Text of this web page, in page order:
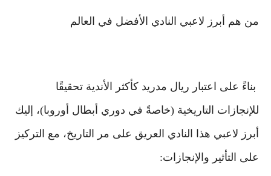
من هم أبرز لاعبي النادي الأفضل في العالم
بناءً على اعتبار ريال مدريد كأكثر الأندية تحقيقًا
للإنجازات التاريخية (خاصةً في دوري أبطال أوروبا)، إليك
أبرز لاعبي هذا النادي العريق على مر التاريخ، مع التركيز
على التأثير والإنجازات: